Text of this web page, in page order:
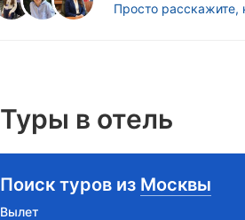
Просто расскажите,
Туры в отель
Поиск туров из Москвы
Вылет